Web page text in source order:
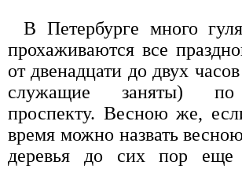
В Петербурге много
прохаживаются все
от двенадцати до двух
служащие заняты) по
проспекту. Весною же,
время можно назвать
деревья до сих пор еще